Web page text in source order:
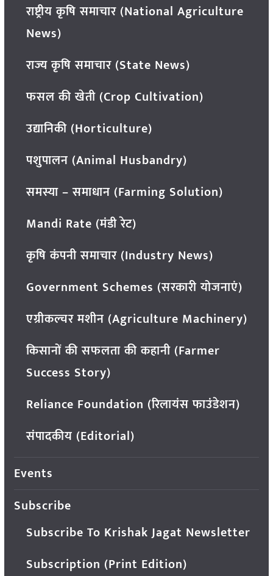
राष्ट्रीय कृषि समाचार (National Agriculture
News)
राज्य कृषि समाचार (State News)
फसल की खेती (Crop Cultivation)
उद्यानिकी (Horticulture)
पशुपालन (Animal Husbandry)
समस्या – समाधान (Farming Solution)
Mandi Rate (मंडी रेट)
कृषि कंपनी समाचार (Industry News)
Government Schemes (सरकारी योजनाएं)
एग्रीकल्चर मशीन (Agriculture Machinery)
किसानों की सफलता की कहानी (Farmer
Success Story)
Reliance Foundation (रिलायंस फाउंडेशन)
संपादकीय (Editorial)
Events
Subscribe
Subscribe To Krishak Jagat Newsletter
Subscription (Print Edition)